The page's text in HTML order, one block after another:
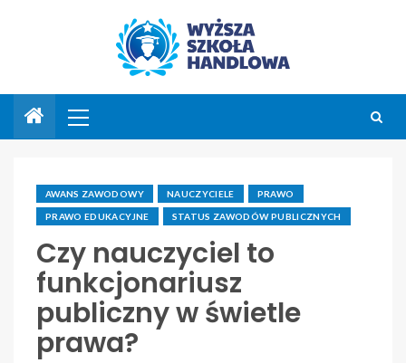
AWANS ZAWODOWY NAUCZYCIELE PRAWO
PRAWO EDUKACYJNE STATUS ZAWODÓW PUBLICZNYCH
Czy nauczyciel to
funkcjonariusz
publiczny w świetle
prawa?